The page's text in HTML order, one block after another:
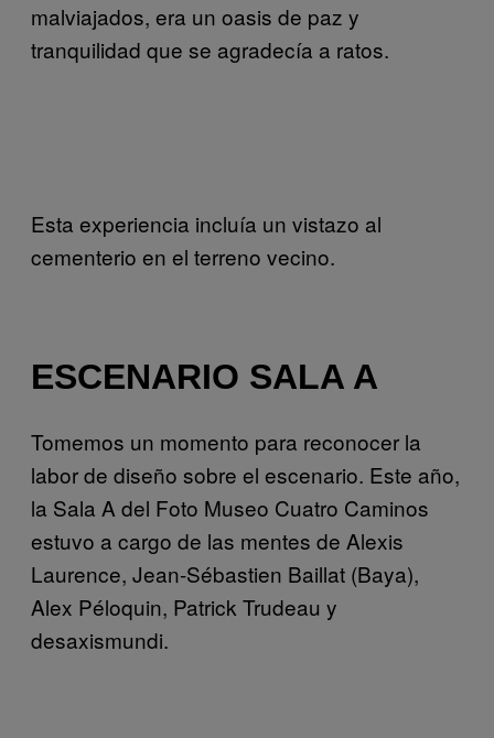
malviajados, era un oasis de paz y
tranquilidad que se agradecía a ratos.
Esta experiencia incluía un vistazo al
cementerio en el terreno vecino.
ESCENARIO SALA A
Tomemos un momento para reconocer la
labor de diseño sobre el escenario. Este año,
la Sala A del Foto Museo Cuatro Caminos
estuvo a cargo de las mentes de Alexis
Laurence, Jean-Sébastien Baillat (Baya),
Alex Péloquin, Patrick Trudeau y
desaxismundi.